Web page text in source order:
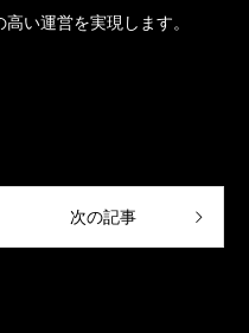
い運営を実現します。
次の記事